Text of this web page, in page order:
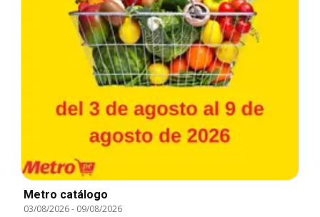
Metro catálogo
03/08/2026- 09/08/2026